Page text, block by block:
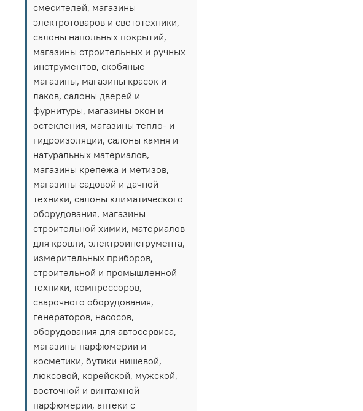
смесителей, магазины
электротоваров и светотехники,
салоны напольных покрытий,
магазины строительных и ручных
инструментов, скобяные
магазины, магазины красок и
лаков, салоны дверей и
фурнитуры, магазины окон и
остекления, магазины тепло- и
гидроизоляции, салоны камня и
натуральных материалов,
магазины крепежа и метизов,
магазины садовой и дачной
техники, салоны климатического
оборудования, магазины
строительной химии, материалов
для кровли, электроинструмента,
измерительных приборов,
строительной и промышленной
техники, компрессоров,
сварочного оборудования,
генераторов, насосов,
оборудования для автосервиса,
магазины парфюмерии и
косметики, бутики нишевой,
люксовой, корейской, мужской,
восточной и винтажной
парфюмерии, аптеки с